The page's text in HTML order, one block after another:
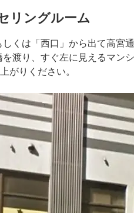
リングルーム
くは「西口」から出て高宮
渡り、すぐ左に見えるマン
がりください。